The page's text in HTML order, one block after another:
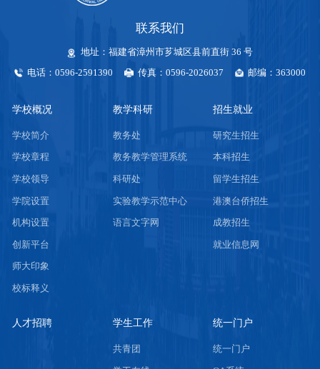
联系我们
地址：福建省漳州市芗城区县前直街 36 号
电话：0596-2591390 传真：0596-2026037 邮编：363000
学校概况
学校简介
学校章程
学校领导
学院设置
机构设置
创新平台
师大印象
校标释义
教学科研
教务处
教务教学管理系统
科研处
实验教学示范中心
语言文字网
招生就业
研究生招生
本科招生
留学生招生
港澳台侨招生
成教招生
就业信息网
人才招聘 学生工作
共青团
统一门户
统一门户